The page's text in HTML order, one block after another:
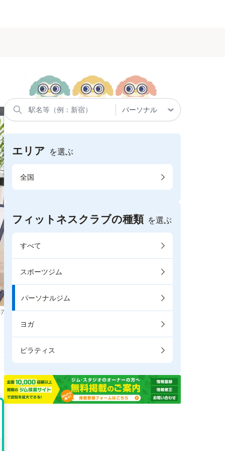
エリア を選ぶ
全国
フィットネスクラブの種類 を選ぶ
すべて
スポーツジム
パーソナルジム
ヨガ
ピラティス